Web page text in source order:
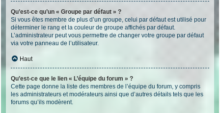
Qu’est-ce qu’un « Groupe par défaut » ?
Si vous êtes membre de plus d’un groupe, celui par défaut est utilisé pour
déterminer le rang et la couleur de groupe affichés par défaut.
L’administrateur peut vous permettre de changer votre groupe par défaut
via votre panneau de l’utilisateur.
Haut
Qu’est-ce que le lien « L’équipe du forum » ?
Cette page donne la liste des membres de l’équipe du forum, y compris
les administrateurs et modérateurs ainsi que d’autres détails tels que les
forums qu’ils modèrent.